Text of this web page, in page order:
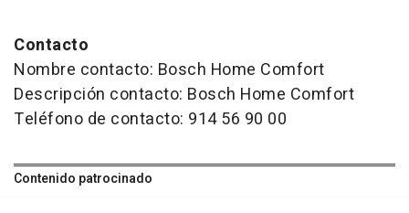
Contacto
Nombre contacto: Bosch Home Comfort
Descripción contacto: Bosch Home Comfort
Teléfono de contacto: 914 56 90 00
Contenido patrocinado